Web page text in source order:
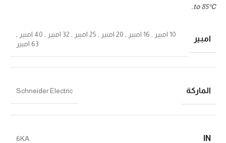
to 85°C.
امبير
10 امبير 16 امبير 20 امبير 25 امبير 32 امبير 40 امبير
63 امبير
الماركة Schneider Electric
IN
6KA